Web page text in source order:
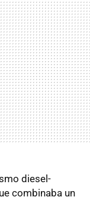
diesel-
combinaba un